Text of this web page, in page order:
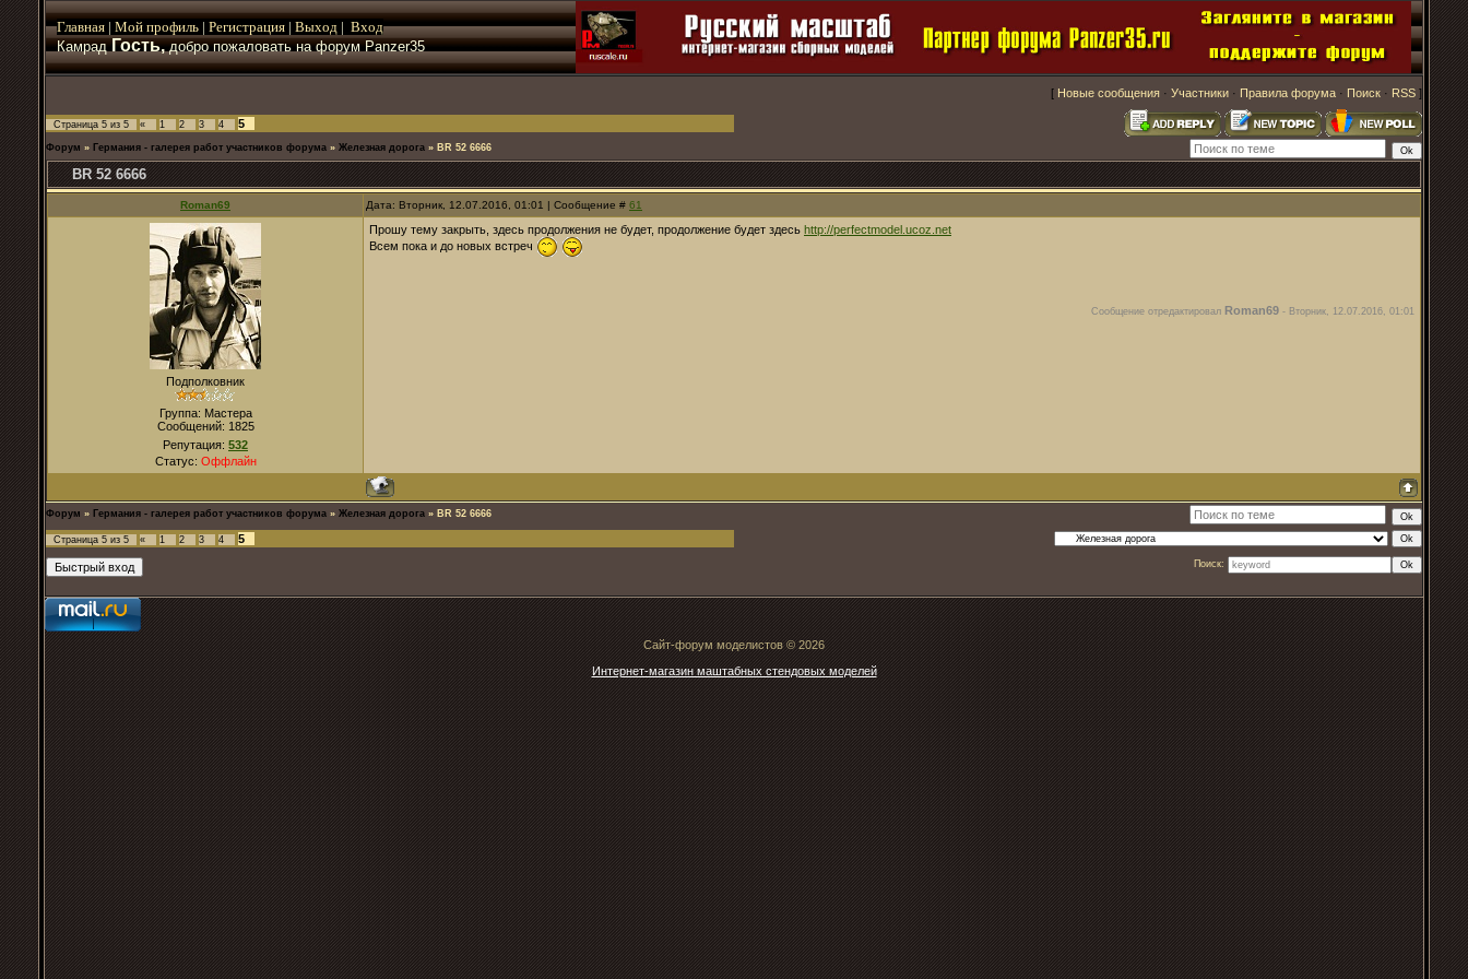
Главная | Мой профиль | Регистрация | Выход | Вход
КамрадГость,добро пожаловать на форум Panzer35
[ Новые сообщения · Участники · Правила форума · Поиск · RSS ]
Страница 5 из 5 « 1 2 3 4 5
Форум » Германия - галерея работ участников форума » Железная дорога » BR 52 6666
BR 52 6666
Roman69 Дата: Вторник, 12.07.2016, 01:01 | Сообщение # 61
Подполковник
Группа: Мастера
Сообщений: 1825
Репутация: 532
Статус: Оффлайн
Прошу тему закрыть, здесь продолжения не будет, продолжение будет здесь http://perfectmodel.ucoz.net
Всем пока и до новых встреч
Сообщение отредактировал Roman69 - Вторник, 12.07.2016, 01:01
Форум » Германия - галерея работ участников форума » Железная дорога » BR 52 6666
Страница 5 из 5 « 1 2 3 4 5
Поиск:
Сайт-форум моделистов © 2026
Интернет-магазин маштабных стендовых моделей